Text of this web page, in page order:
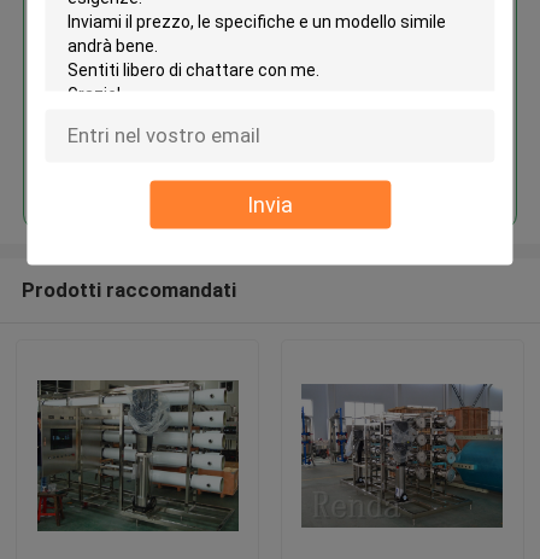
Invia
380V di depurazione delle acque
dell'emolliente dei sistemi di
Prodotti raccomandati